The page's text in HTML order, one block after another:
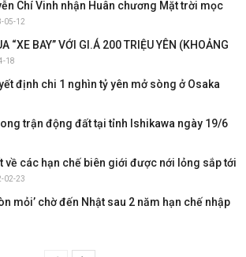
Chí Vinh nhận Huân chương Mặt trời mọc
05-12
“XE BAY” VỚI GI.Á 200 TRIỆU YÊN (KHOẢNG
18
định chi 1 nghìn tỷ yên mở sòng ở Osaka
trận động đất tại tỉnh Ishikawa ngày 19/6
về các hạn chế biên giới được nới lỏng sắp tới
02-23
mỏi’ chờ đến Nhật sau 2 năm hạn chế nhập